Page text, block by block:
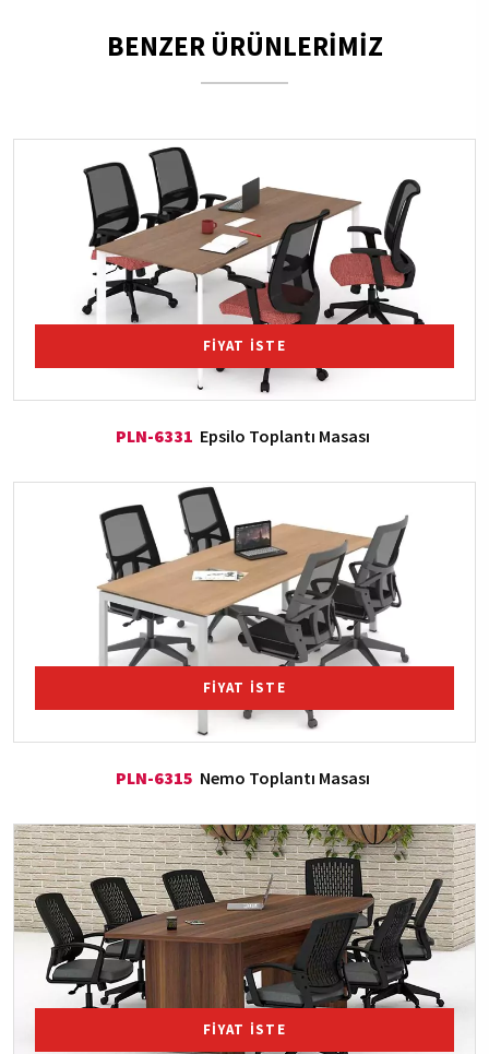
BENZER ÜRÜNLERİMİZ
FİYAT İSTE
PLN-6331 Epsilo Toplantı Masası
FİYAT İSTE
PLN-6315 Nemo Toplantı Masası
FİYAT İSTE